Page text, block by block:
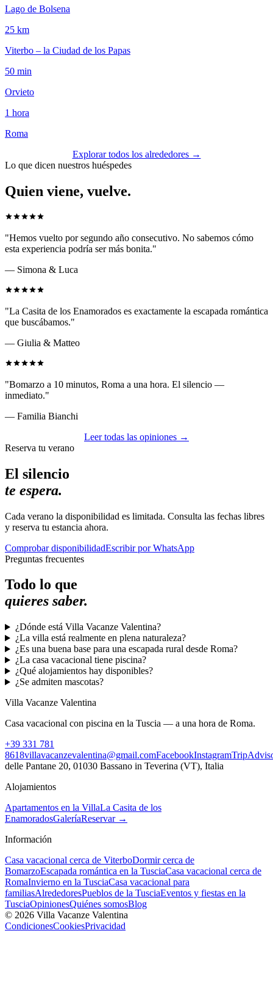
Lago de Bolsena
25 km
Viterbo – la Ciudad de los Papas
50 min
Orvieto
1 hora
Roma
Explorar todos los alrededores →
Lo que dicen nuestros huéspedes
Quien viene, vuelve.
"Hemos vuelto por segundo año consecutivo. No sabemos cómo
esta experiencia podría ser más bonita."
— Simona & Luca
"La Casita de los Enamorados es exactamente la escapada romántica
que buscábamos."
— Giulia & Matteo
"Bomarzo a 10 minutos, Roma a una hora. El silencio —
inmediato."
— Familia Bianchi
Leer todas las opiniones →
Reserva tu verano
El silencio
te espera.
Cada verano la disponibilidad es limitada. Consulta las fechas libres
y reserva tu estancia ahora.
Comprobar disponibilidadEscribir por WhatsApp
Preguntas frecuentes
Todo lo que
quieres saber.
¿Dónde está Villa Vacanze Valentina?
¿La villa está realmente en plena naturaleza?
¿Es una buena base para una escapada rural desde Roma?
¿La casa vacacional tiene piscina?
¿Qué alojamientos hay disponibles?
¿Se admiten mascotas?
Villa Vacanze Valentina
Casa vacacional con piscina en la Tuscia — a una hora de Roma.
+39 331 781
8618villavacanzevalentina@gmail.comFacebookInstagram
delle Pantane 20, 01030 Bassano in Teverina (VT), Italia
Alojamientos
Apartamentos en la VillaLa Casita de los
EnamoradosGaleríaReservar →
Información
Casa vacacional cerca de ViterboDormir cerca de
BomarzoEscapada romántica en la TusciaCasa vacacional cerca de
RomaInvierno en la TusciaCasa vacacional para
familiasAlrededoresPueblos de la TusciaEventos y fiestas en la
TusciaOpinionesQuiénes somosBlog
© 2026 Villa Vacanze Valentina
CondicionesCookiesPrivacidad